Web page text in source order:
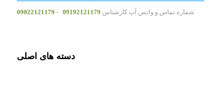
شماره تماس و واتس آپ کارشناس 09192121179
-
09022121179
دسته های اصلی